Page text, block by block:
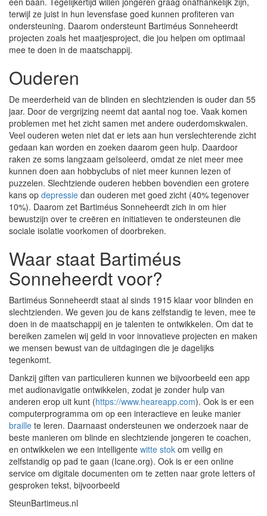
terwijl ze juist in hun levensfase goed kunnen profiteren van
ondersteuning. Daarom ondersteunt Bartiméus Sonneheerdt
projecten zoals het maatjesproject, die jou helpen om optimaal
mee te doen in de maatschappij.
Ouderen
De meerderheid van de blinden en slechtzienden is ouder dan 55
jaar. Door de vergrijzing neemt dat aantal nog toe. Vaak komen
problemen met het zicht samen met andere ouderdomskwalen.
Veel ouderen weten niet dat er iets aan hun verslechterende zicht
gedaan kan worden en zoeken daarom geen hulp. Daardoor
raken ze soms langzaam geïsoleerd, omdat ze niet meer mee
kunnen doen aan hobbyclubs of niet meer kunnen lezen of
puzzelen. Slechtziende ouderen hebben bovendien een grotere
kans op depressie dan ouderen met goed zicht (40% tegenover
10%). Daarom zet Bartiméus Sonneheerdt zich in om hier
bewustzijn over te creëren en initiatieven te ondersteunen die
sociale isolatie voorkomen of doorbreken.
Waar staat Bartiméus
Sonneheerdt voor?
Bartiméus Sonneheerdt staat al sinds 1915 klaar voor blinden en
slechtzienden. We geven jou de kans zelfstandig te leven, mee te
doen in de maatschappij en je talenten te ontwikkelen. Om dat te
bereiken zamelen wij geld in voor innovatieve projecten en maken
we mensen bewust van de uitdagingen die je dagelijks
tegenkomt.
Dankzij giften van particulieren kunnen we bijvoorbeeld een app
met audionavigatie ontwikkelen, zodat je zonder hulp van
anderen erop uit kunt (https://www.heareapp.com). Ook is er een
computerprogramma om op een interactieve en leuke manier
braille te leren. Daarnaast ondersteunen we onderzoek naar de
beste manieren om blinde en slechtziende jongeren te coachen,
en ontwikkelen we een intelligente witte stok om veilig en
zelfstandig op pad te gaan (Icane.org). Ook is er een online
service om digitale documenten om te zetten naar grote letters of
gesproken tekst, bijvoorbeeld
SteunBartimeus.nl